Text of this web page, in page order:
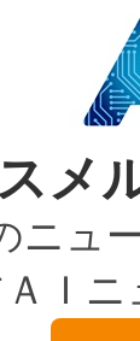
イオ
、自
ます
か
であ
万
課題
ーク
力容
。こ
）違
ダウ
ーが
るこ
な対
り、
テー
載。
ス
ニュ
Ｉ